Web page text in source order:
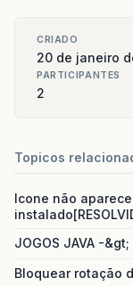
CRIADO
20 de janeiro
PARTICIPANTES
2
Topicos
Icone não
JOGOS JAVA -&gt;
Bloquear rotação